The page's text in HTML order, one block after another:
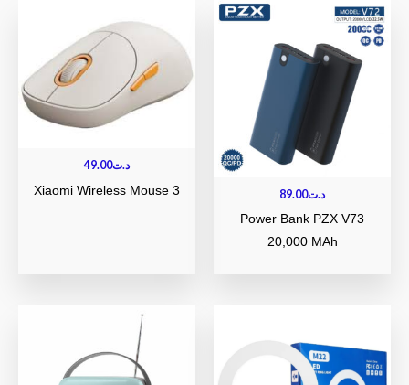
د.ت49.00
Xiaomi Wireless Mouse 3
د.ت89.00
Power Bank PZX V73
20,000 MAh